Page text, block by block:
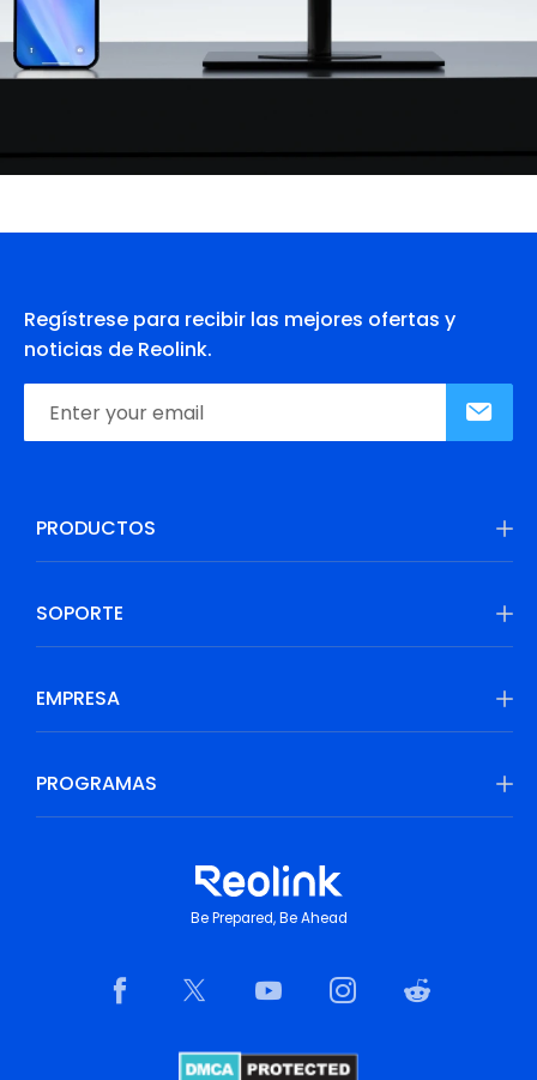
Regístrese para recibir las mejores ofertas y
noticias de Reolink.
PRODUCTOS
SOPORTE
EMPRESA
PROGRAMAS
Be Prepared, Be Ahead